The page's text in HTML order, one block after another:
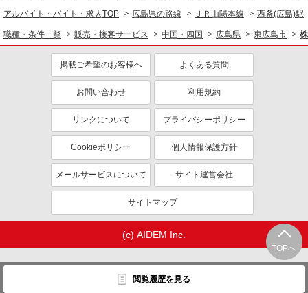
TOPへ
閲覧履歴を見る
アルバイト・バイト・求人TOP 広島県の路線 ＪＲ山陽本線 西条(広島)駅
職種・条件一覧 販売・接客サービス 中国・四国 広島県 東広島市
掲載ご希望のお客様へ よくある質問
お問い合わせ 利用規約
リンクについて プライバシーポリシー
Cookieポリシー 個人情報保護方針
メールサービスについて サイト運営会社
サイトマップ
(c) AIDEM Inc.